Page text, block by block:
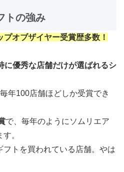
トの強み
オブザイヤー受賞歴多数！
に優秀な店舗だけが選ばれるシ
年100店舗ほどしか受賞でき
で、毎年のようにソムリエア
。
トを買われている店舗。やは